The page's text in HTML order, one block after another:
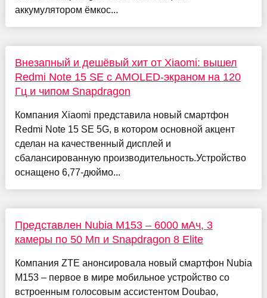
аккумулятором ёмкос...
Внезапный и дешёвый хит от Xiaomi: вышел
Redmi Note 15 SE с AMOLED-экраном на 120
Гц и чипом Snapdragon
Компания Xiaomi представила новый смартфон
Redmi Note 15 SE 5G, в котором основной акцент
сделан на качественный дисплей и
сбалансированную производительность.Устройство
оснащено 6,77-дюймо...
Представлен Nubia M153 – 6000 мАч, 3
камеры по 50 Мп и Snapdragon 8 Elite
Компания ZTE анонсировала новый смартфон Nubia
M153 – первое в мире мобильное устройство со
встроенным голосовым ассистентом Doubao,